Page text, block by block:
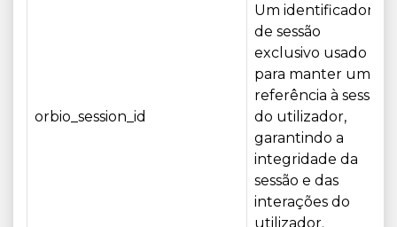
orbio_session_id
Um identificador
de sessão
exclusivo usado
para manter uma
referência à sessão
do utilizador,
garantindo a
integridade da
sessão e das
interações do
utilizador.